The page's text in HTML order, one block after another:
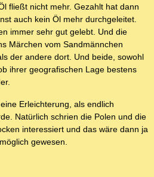
fließt nicht mehr. Gezahlt hat dann
auch kein Öl mehr durchgeleitet.
immer sehr gut gelebt. Und die
Märchen vom Sandmännchen
der andere dort. Und beide, sowohl
ihrer geografischen Lage bestens
Erleichterung, als endlich
Natürlich schrien die Polen und die
interessiert und das wäre dann ja
gewesen.